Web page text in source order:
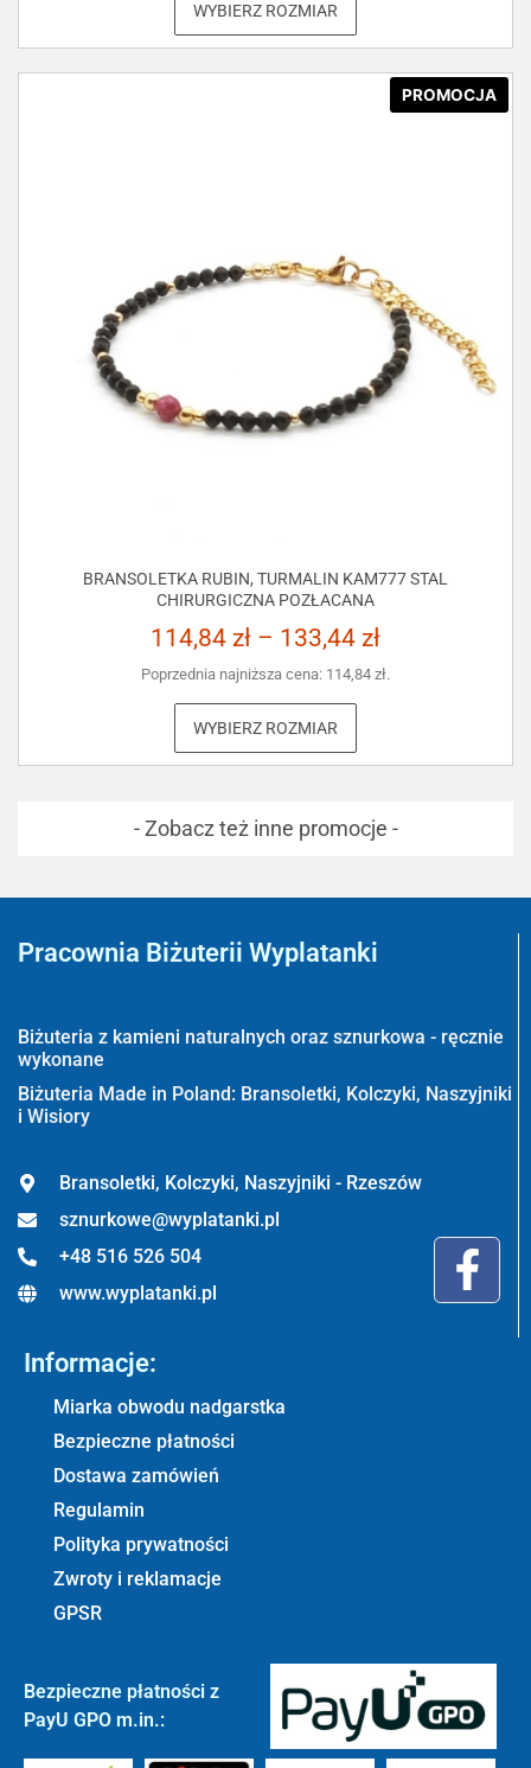
WYBIERZ ROZMIAR
PROMOCJA
BRANSOLETKA RUBIN, TURMALIN KAM777 STAL
CHIRURGICZNA POZŁACANA
114,84 zł – 133,44 zł
Poprzednia najniższa cena: 114,84 zł.
WYBIERZ ROZMIAR
- Zobacz też inne promocje -
Pracownia Biżuterii Wyplatanki
Biżuteria z kamieni naturalnych oraz sznurkowa - ręcznie
wykonane
Biżuteria Made in Poland: Bransoletki, Kolczyki, Naszyjniki
i Wisiory
Bransoletki, Kolczyki, Naszyjniki - Rzeszów
sznurkowe@wyplatanki.pl
+48 516 526 504
www.wyplatanki.pl
Informacje:
Miarka obwodu nadgarstka
Bezpieczne płatności
Dostawa zamówień
Regulamin
Polityka prywatności
Zwroty i reklamacje
GPSR
Bezpieczne płatności z
PayU GPO m.in.: